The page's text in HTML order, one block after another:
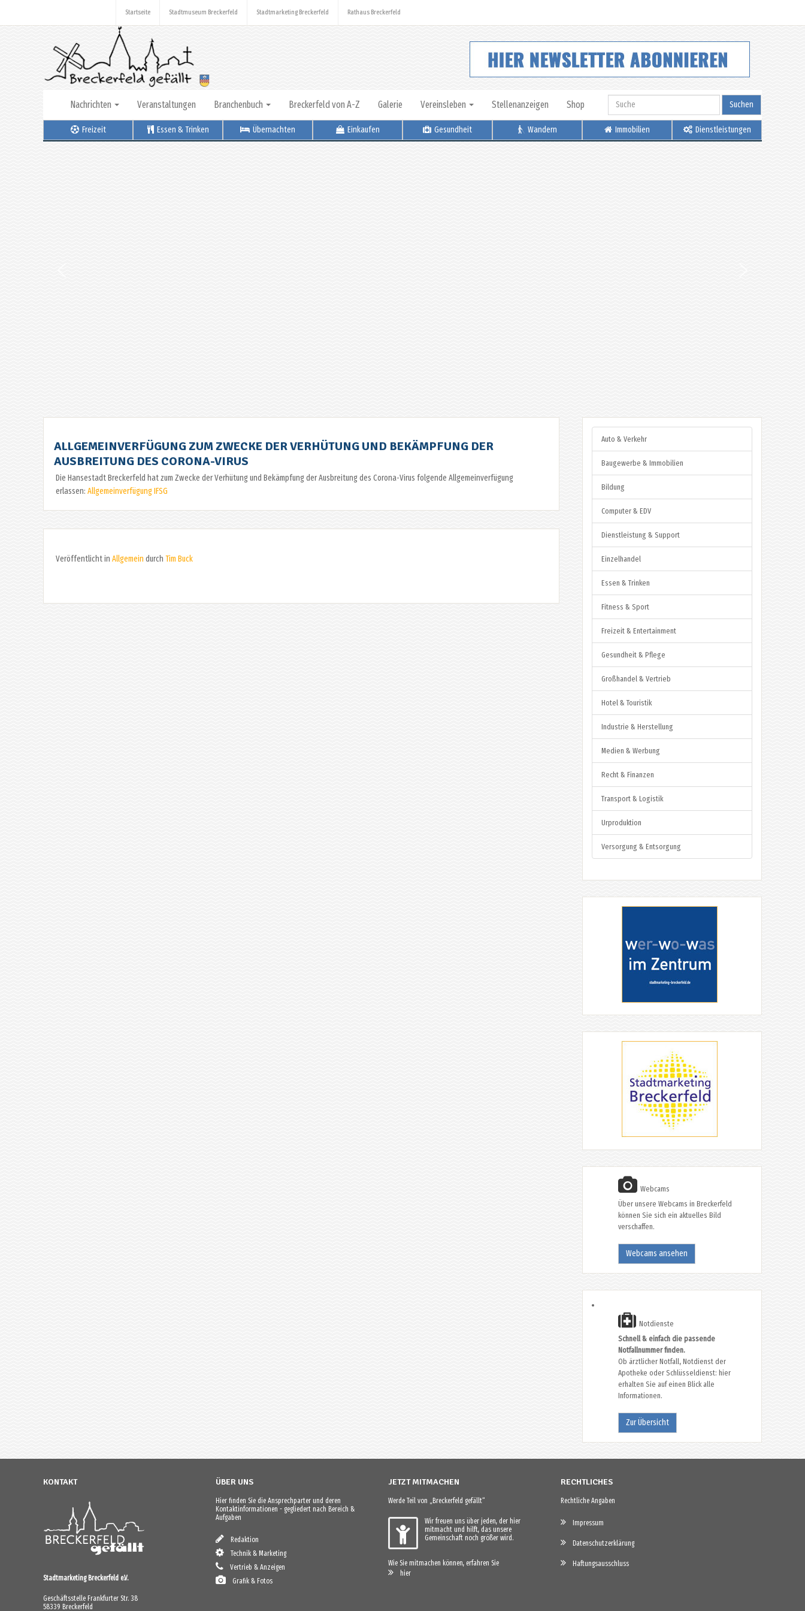
Startseite Stadtmuseum Breckerfeld Stadtmarketing Breckerfeld Rathaus Breckerfeld
Nachrichten Veranstaltungen Branchenbuch Breckerfeld von A-Z Galerie Vereinsleben Stellenanzeigen Shop Suchen
Freizeit Essen & Trinken Übernachten Einkaufen Gesundheit Wandern Immobilien Dienstleistungen
ALLGEMEINVERFÜGUNG ZUM ZWECKE DER VERHÜTUNG UND BEKÄMPFUNG DER
AUSBREITUNG DES CORONA-VIRUS
Die Hansestadt Breckerfeld hat zum Zwecke der Verhütung und Bekämpfung der Ausbreitung des Corona-Virus folgende Allgemeinverfügung
erlassen: Allgemeinverfügung IFSG
Veröffentlicht in Allgemein durch Tim Buck
Auto & Verkehr
Baugewerbe & Immobilien
Bildung
Computer & EDV
Dienstleistung & Support
Einzelhandel
Essen & Trinken
Fitness & Sport
Freizeit & Entertainment
Gesundheit & Pflege
Großhandel & Vertrieb
Hotel & Touristik
Industrie & Herstellung
Medien & Werbung
Recht & Finanzen
Transport & Logistik
Urproduktion
Versorgung & Entsorgung
Webcams
Über unsere Webcams in Breckerfeld
können Sie sich ein aktuelles Bild
verschaffen.
Webcams ansehen
Notdienste
Schnell & einfach die passende
Notfallnummer finden.
Ob ärztlicher Notfall, Notdienst der
Apotheke oder Schlüsseldienst: hier
erhalten Sie auf einen Blick alle
Informationen.
Zur Übersicht
KONTAKT
Stadtmarketing Breckerfeld e.V.
Geschäftsstelle Frankfurter Str. 38
58339 Breckerfeld
ÜBER UNS
Hier finden Sie die Ansprechparter und deren
Kontaktinformationen - gegliedert nach Bereich &
Aufgaben
Redaktion
Technik & Marketing
Vertrieb & Anzeigen
Grafik & Fotos
JETZT MITMACHEN
Werde Teil von „Breckerfeld gefällt“
Wir freuen uns über jeden, der hier
mitmacht und hilft, das unsere
Gemeinschaft noch größer wird.
Wie Sie mitmachen können, erfahren Sie
hier
RECHTLICHES
Rechtliche Angaben
Impressum
Datenschutzerklärung
Haftungsausschluss